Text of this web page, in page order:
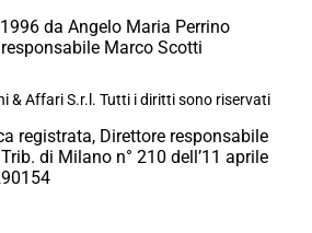
da Angelo Maria Perrino
Marco Scotti
& Affari S.r.l. Tutti i diritti sono riservati
registrata, Direttore responsabile
di Milano n° 210 dell’11 aprile